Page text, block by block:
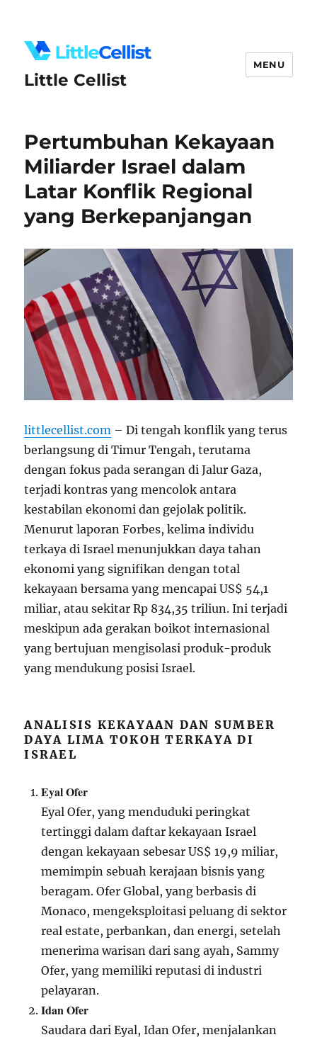
Little Cellist
MENU
Pertumbuhan Kekayaan
Miliarder Israel dalam
Latar Konflik Regional
yang Berkepanjangan
littlecellist.com – Di tengah konflik yang terus
berlangsung di Timur Tengah, terutama
dengan fokus pada serangan di Jalur Gaza,
terjadi kontras yang mencolok antara
kestabilan ekonomi dan gejolak politik.
Menurut laporan Forbes, kelima individu
terkaya di Israel menunjukkan daya tahan
ekonomi yang signifikan dengan total
kekayaan bersama yang mencapai US$ 54,1
miliar, atau sekitar Rp 834,35 triliun. Ini terjadi
meskipun ada gerakan boikot internasional
yang bertujuan mengisolasi produk-produk
yang mendukung posisi Israel.
ANALISIS KEKAYAAN DAN SUMBER
DAYA LIMA TOKOH TERKAYA DI
ISRAEL
Eyal Ofer
Eyal Ofer, yang menduduki peringkat
tertinggi dalam daftar kekayaan Israel
dengan kekayaan sebesar US$ 19,9 miliar,
memimpin sebuah kerajaan bisnis yang
beragam. Ofer Global, yang berbasis di
Monaco, mengeksploitasi peluang di sektor
real estate, perbankan, dan energi, setelah
menerima warisan dari sang ayah, Sammy
Ofer, yang memiliki reputasi di industri
pelayaran.
Idan Ofer
Saudara dari Eyal, Idan Ofer, menjalankan